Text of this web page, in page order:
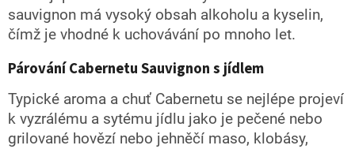
sauvignon má vysoký obsah alkoholu a kyselin,
čímž je vhodné k uchovávání po mnoho let.
Párování Cabernetu Sauvignon s jídlem
Typické aroma a chuť Cabernetu se nejlépe projeví
k vyzrálému a sytému jídlu jako je pečené nebo
grilované hovězí nebo jehněčí maso, klobásy,